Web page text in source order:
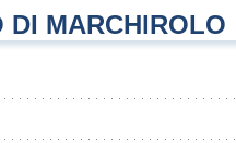
DI MARCHIROLO